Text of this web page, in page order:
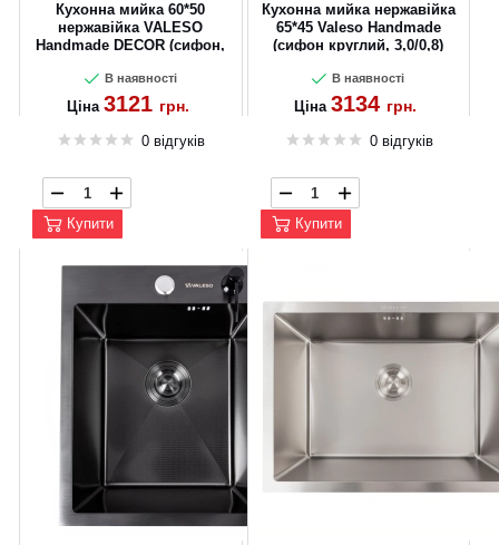
Кухонна мийка 60*50
нержавійка VALESO
Handmade DECOR (сифон,
В наявності
Ціна 3121 грн.
0 відгуків
Купити
Кухонна мийка нержавійка
65*45 Valeso Handmade
(сифон круглий, 3,0/0,8)
В наявності
Ціна 3134 грн.
0 відгуків
Купити